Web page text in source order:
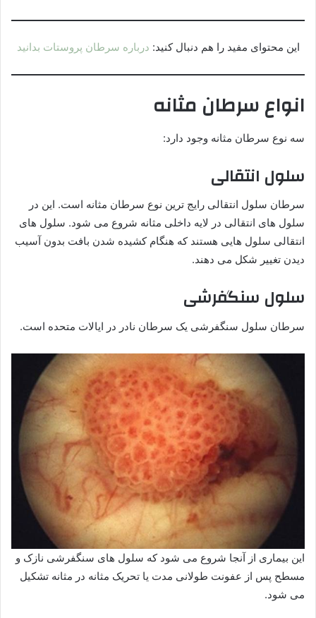
این محتوای مفید را هم دنبال کنید: درباره سرطان پروستات بدانید
انواع سرطان مثانه
سه نوع سرطان مثانه وجود دارد:
سلول انتقالی
سرطان سلول انتقالی رایج ترین نوع سرطان مثانه است. این در
سلول های انتقالی در لایه داخلی مثانه شروع می شود. سلول های
انتقالی سلول هایی هستند که هنگام کشیده شدن بافت بدون آسیب
دیدن تغییر شکل می دهند.
سلول سنگفرشی
سرطان سلول سنگفرشی یک سرطان نادر در ایالات متحده است.
این بیماری از آنجا شروع می شود که سلول های سنگفرشی نازک و
مسطح پس از عفونت طولانی مدت یا تحریک مثانه در مثانه تشکیل
می شود.